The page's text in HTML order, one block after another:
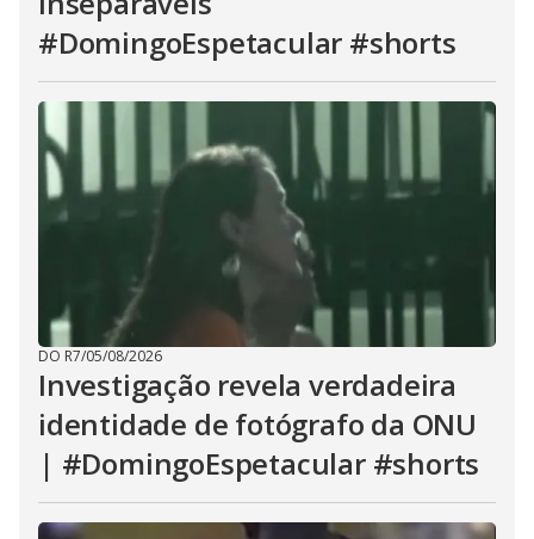
#DomingoEspetacular #shorts
DO R7/05/08/2026
Investigação revela verdadeira
identidade de fotógrafo da ONU
| #DomingoEspetacular #shorts